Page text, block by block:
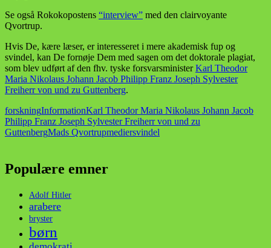
Se også Rokokopostens “interview” med den clairvoyante
Qvortrup.
Hvis De, kære læser, er interesseret i mere akademisk fup og
svindel, kan De fornøje Dem med sagen om det doktorale plagiat,
som blev udført af den fhv. tyske forsvarsministerKarl Theodor
Maria Nikolaus Johann Jacob Philipp Franz Joseph Sylvester
Freiherr von und zu Guttenberg.
forskningInformationKarl Theodor Maria Nikolaus Johann Jacob
Philipp Franz Joseph Sylvester Freiherr von und zu
GuttenbergMads Qvortrupmediersvindel
Populære emner
Adolf Hitler
arabere
bryster
børn